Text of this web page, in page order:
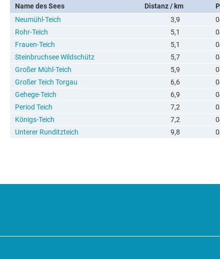
Name des Sees Distanz / km
Neumühl-Teich
3,9
Rohr-Teich
5,1
Frauen-Teich
5,1
Steinbruchsee Wildschütz
5,7
Großer Mühl-Teich
5,9
Großer Teich Torgau
6,6
Gehege-Teich
6,9
Period Teich
7,2
Königs-Teich
7,2
Unterer Runditzteich
9,8